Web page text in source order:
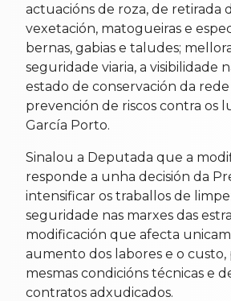
actuacións de roza, de retirada
vexetación, matogueiras e
bernas, gabias e taludes;
seguridade viaria, a visibilidade
estado de conservación da
prevención de riscos contra os
García Porto.
Sinalou a Deputada que a
responde a unha decisión da
intensificar os traballos de
seguridade nas marxes das
modificación que afecta
aumento dos labores e o
mesmas condicións técnicas e
contratos adxudicados.